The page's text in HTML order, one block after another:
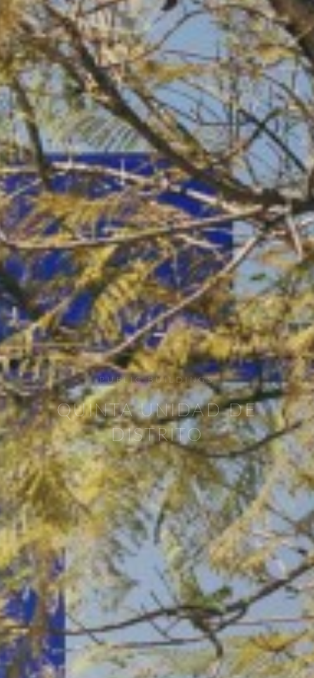
PUBLIC BUILDINGS
QUINTA UNIDAD DE
DISTRITO